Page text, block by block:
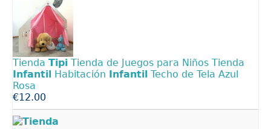
Tienda Tipi Tienda de Juegos para Niños Tienda
Infantil Habitación Infantil Techo de Tela Azul
Rosa
€12.00